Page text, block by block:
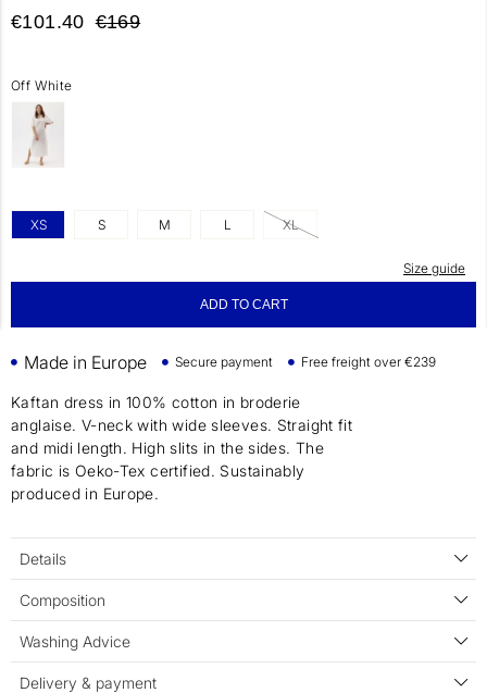
€101.40 €169
Off White
XS S M L XL
Size guide
ADD TO CART
Made in Europe Secure payment Free freight over €239
Kaftan dress in 100% cotton in broderie
anglaise. V-neck with wide sleeves. Straight fit
and midi length. High slits in the sides. The
fabric is Oeko-Tex certified. Sustainably
produced in Europe.
Details
Composition
Washing Advice
Delivery & payment